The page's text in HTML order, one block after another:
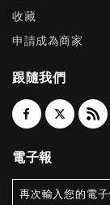
收藏
申請成為商家
跟隨我們
電子報